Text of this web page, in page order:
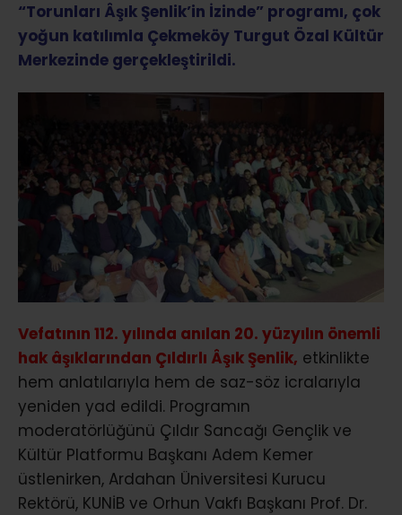
“Torunları Âşık Şenlik’in İzinde” programı, çok
yoğun katılımla Çekmeköy Turgut Özal Kültür
Merkezinde gerçekleştirildi.
Vefatının 112. yılında anılan 20. yüzyılın önemli
hak âşıklarından Çıldırlı Âşık Şenlik, etkinlikte
hem anlatılarıyla hem de saz-söz icralarıyla
yeniden yad edildi. Programın
moderatörlüğünü Çıldır Sancağı Gençlik ve
Kültür Platformu Başkanı Adem Kemer
üstlenirken, Ardahan Üniversitesi Kurucu
Rektörü, KUNİB ve Orhun Vakfı Başkanı Prof. Dr.